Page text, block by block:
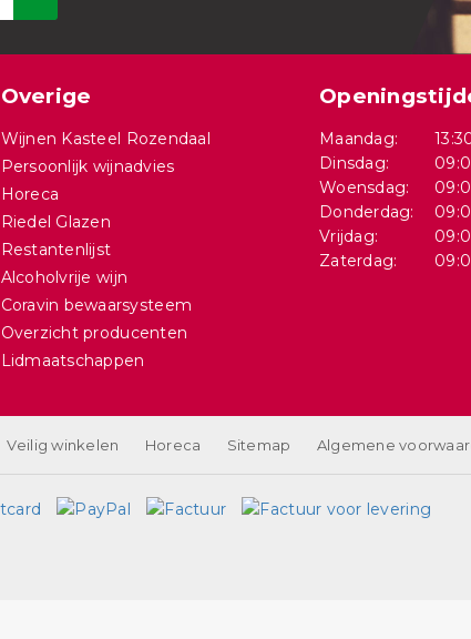
Overige
Wijnen Kasteel Rozendaal
Persoonlijk wijnadvies
Horeca
Riedel Glazen
Restantenlijst
Alcoholvrije wijn
Coravin bewaarsysteem
Overzicht producenten
Lidmaatschappen
Maandag:
Dinsdag:
Woensdag:
Donderdag:
Vrijdag:
Zaterdag:
Veilig winkelen Horeca Sitemap Algemene